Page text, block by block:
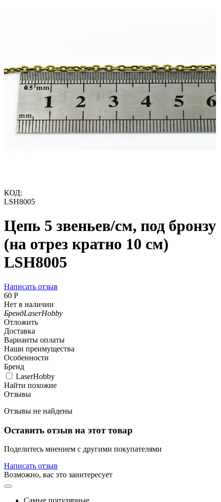
КОД:
LSH8005
Цепь 5 звеньев/см, под бронзу
(на отрез кратно 10 см)
LSH8005
Написать отзыв
‍60‍ Р
Нет в наличии
БрендLaserHobby
Отложить
Доставка
Варианты оплаты
Наши преимущества
Особенности
Бренд
LaserHobby
Найти похожие
Отзывы
Отзывы не найдены
Оставить отзыв на этот товар
Поделитесь мнением с другими покупателями
Написать отзыв
Возможно, вас это заинтересует